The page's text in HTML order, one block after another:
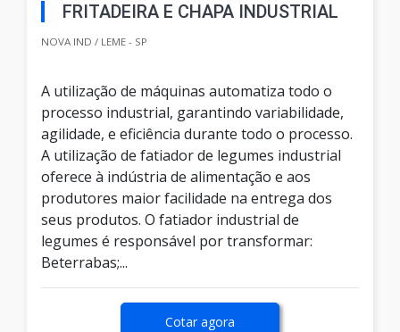
FRITADEIRA E CHAPA INDUSTRIAL
NOVA IND / LEME - SP
A utilização de máquinas automatiza todo o
processo industrial, garantindo variabilidade,
agilidade, e eficiência durante todo o processo.
A utilização de fatiador de legumes industrial
oferece à indústria de alimentação e aos
produtores maior facilidade na entrega dos
seus produtos. O fatiador industrial de
legumes é responsável por transformar:
Beterrabas;...
Cotar agora